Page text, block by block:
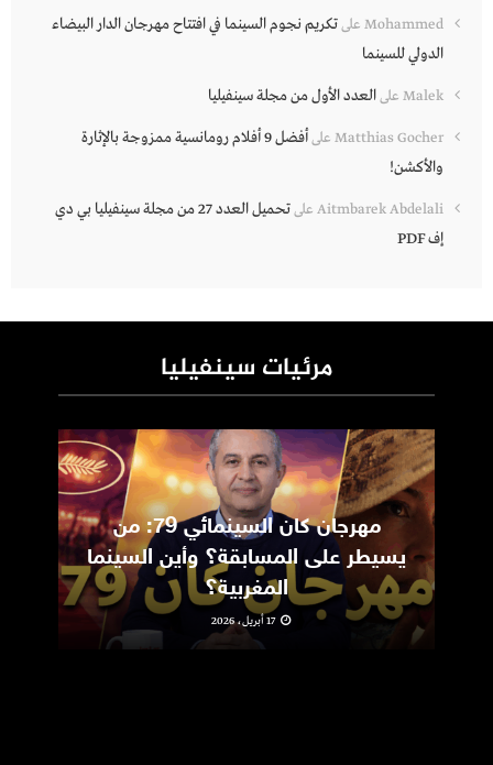
Mohammed علىتكريم نجوم السينما في افتتاح مهرجان الدار البيضاء
الدولي للسينما
Malek علىالعدد الأول من مجلة سينفيليا
Matthias Gocher على
أفضل 9 أفلام رومانسية ممزوجة بالإثارة
والأكشن!
Aitmbarek Abdelali على
تحميل العدد 27 من مجلة سينفيليا بي دي
إف PDF
مرئيات سينفيليا
مهرجان كان السينمائي 79: من
يسيطر على المسابقة؟ وأين السينما
المغربية؟
17 أبريل، 2026